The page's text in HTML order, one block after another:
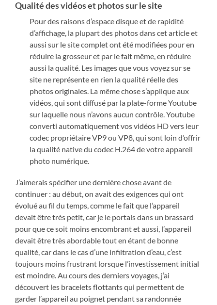
Qualité des vidéos et photos sur le site
Pour des raisons d’espace disque et de rapidité
d’affichage, la plupart des photos dans cet article et
aussi sur le site complet ont été modifiées pour en
réduire la grosseur et par le fait même, en réduire
aussi la qualité. Les images que vous voyez sur se
site ne représente en rien la qualité réelle des
photos originales. La même chose s’applique aux
vidéos, qui sont diffusé par la plate-forme Youtube
sur laquelle nous n’avons aucun contrôle. Youtube
converti automatiquement vos vidéos HD vers leur
codec propriétaire VP9 ou VP8, qui sont loin d’offrir
la qualité native du codec H.264 de votre appareil
photo numérique.
J’aimerais spécifier une dernière chose avant de
continuer : au début, on avait des exigences qui ont
évolué au fil du temps, comme le fait que l’appareil
devait être très petit, car je le portais dans un brassard
pour que ce soit moins encombrant et aussi, l’appareil
devait être très abordable tout en étant de bonne
qualité, car dans le cas d’une infiltration d’eau, c’est
toujours moins frustrant lorsque l’investissement initial
est moindre. Au cours des derniers voyages, j’ai
découvert les bracelets flottants qui permettent de
garder l’appareil au poignet pendant sa randonnée